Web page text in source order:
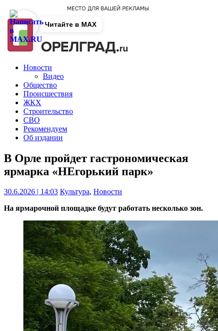
Новости
Видео
Общество
Происшествия
ЖКХ
Строительство
СВО
Рекомендуем
Об издании
В Орле пройдет гастрономическая
ярмарка «НЕгорький парк»
30.6.2026 | 14:03 Культура, Новости
На ярмарочной площадке будут работать несколько зон.
Читайте в MAX